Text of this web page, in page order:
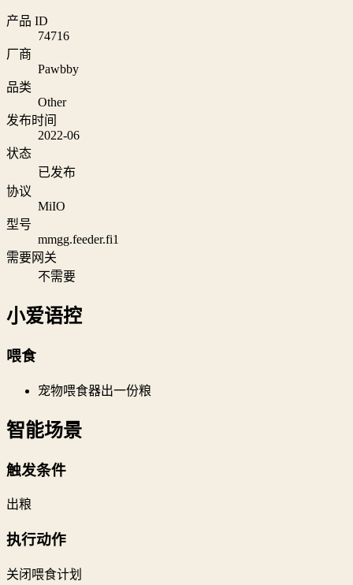
产品 ID
74716
厂商
Pawbby
品类
Other
发布时间
2022-06
状态
已发布
协议
MiIO
型号
mmgg.feeder.fi1
需要网关
不需要
小爱语控
喂食
宠物喂食器出一份粮
智能场景
触发条件
出粮
执行动作
关闭喂食计划